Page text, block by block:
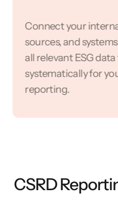
Connect your
sources, and
all relevant ESG
systematically for
reporting.
CSRD